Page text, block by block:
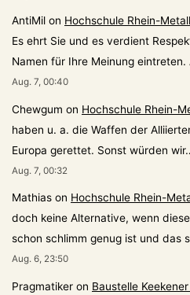
AntiMil on Hochschule Rhein-
Es ehrt Sie und es verdient
Namen für Ihre Meinung eintreten.
Aug. 7, 00:40
Chewgum on Hochschule Rhein-
haben u. a. die Waffen der
Europa gerettet. Sonst würden
Aug. 7, 00:32
Mathias on Hochschule Rhein-
doch keine Alternative, wenn
schon schlimm genug ist und das
Aug. 6, 23:50
Pragmatiker on Baustelle